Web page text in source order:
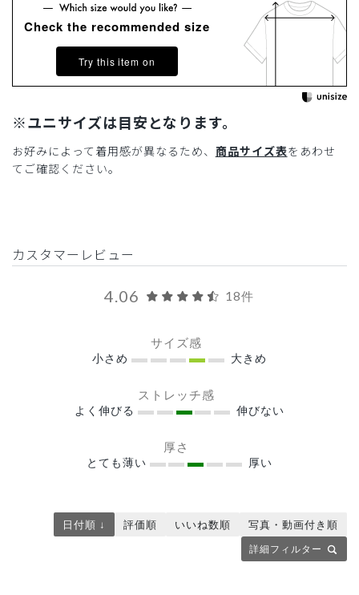
Check the recommended size
Try this item on
※ユニサイズは目安となります。
お好みによって着用感が異なるため、 商品サイズ表をあわせ
てご確認ください。
カスタマーレビュー
4.06 18件
サイズ感
小さめ 大きめ
ストレッチ感
よく伸びる 伸びない
厚さ
とても薄い 厚い
詳細フィルター
日付順 ↓ 評価順 いいね数順 写真・動画付き順